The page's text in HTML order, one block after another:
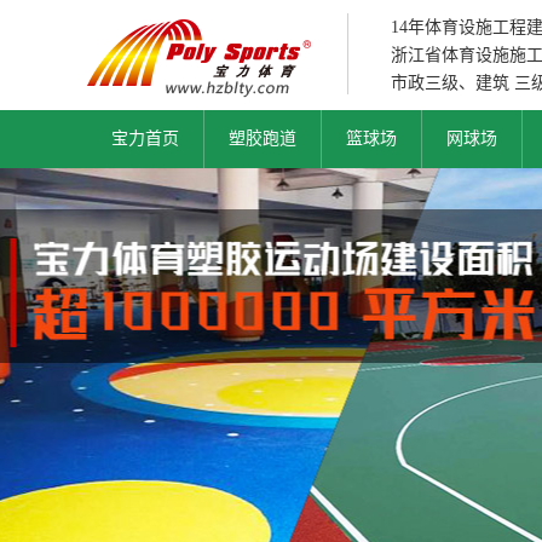
14年体育设施工程
浙江省体育设施施
市政三级、建筑 三
宝力首页 塑胶跑道 篮球场 网球场